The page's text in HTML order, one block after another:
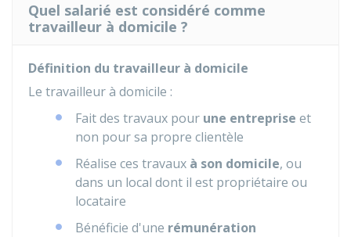
Quel salarié est considéré comme
travailleur à domicile ?
Définition du travailleur à domicile
Le travailleur à domicile :
Fait des travaux pour une entreprise et
non pour sa propre clientèle
Réalise ces travaux à son domicile, ou
dans un local dont il est propriétaire ou
locataire
Bénéficie d'une rémunération